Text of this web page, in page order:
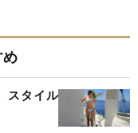
スタイル